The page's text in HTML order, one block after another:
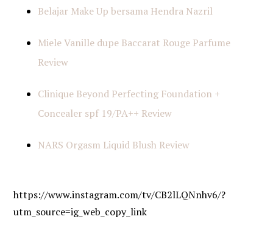
Belajar Make Up bersama Hendra Nazril
Miele Vanille dupe Baccarat Rouge Parfume
Review
Clinique Beyond Perfecting Foundation +
Concealer spf 19/PA++ Review
NARS Orgasm Liquid Blush Review
https://www.instagram.com/tv/CB2lLQNnhv6/?
utm_source=ig_web_copy_link